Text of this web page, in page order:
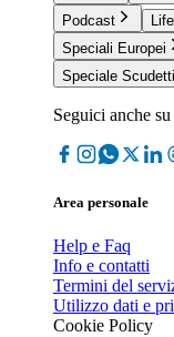
Podcast
Speciali Europei
Speciale Scudetti
Seguici anche su
Area personale
Help e Faq
Info e contatti
Termini del
Utilizzo dati e
Cookie Policy